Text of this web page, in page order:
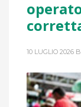
10 LUGLIO 2026